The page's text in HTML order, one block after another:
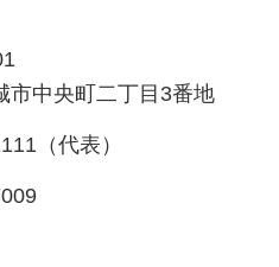
市中央町二丁目3番地
（代表）